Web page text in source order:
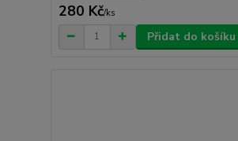
280 Kč/ks
Přidat do košíku